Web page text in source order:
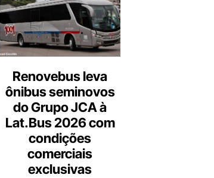
Renovebus leva
ônibus seminovos
do Grupo JCA à
Lat.Bus 2026 com
condições
comerciais
exclusivas